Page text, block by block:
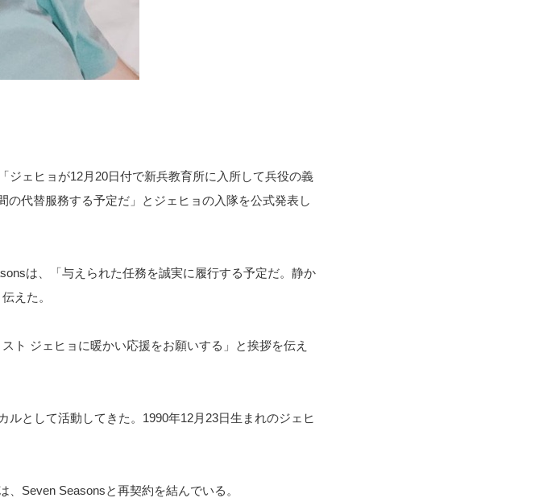
ジェヒョが12月20日付で新兵教育所に入所して兵役の義
代替服務する予定だ」とジェヒョの入隊を公式発表し
は、「与えられた任務を誠実に履行する予定だ。静か
えた。
ト ジェヒョに暖かい応援をお願いする」と挨拶を伝え
として活動してきた。1990年12月23日生まれのジェヒ
Seven Seasonsと再契約を結んでいる。